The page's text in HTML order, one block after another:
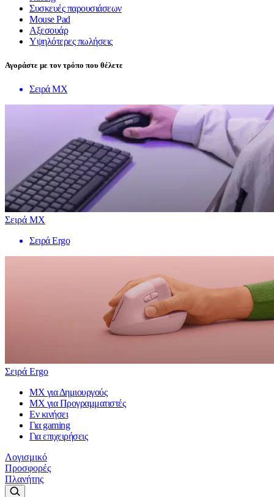
Συσκευές παρουσιάσεων
Mouse Pad
Αξεσουάρ
Υψηλότερες πωλήσεις
Αγοράστε με τον τρόπο που θέλετε
Σειρά MX
Σειρά MX
Σειρά Ergo
Σειρά Ergo
MX για Δημιουργούς
MX για Προγραμματιστές
Εν κινήσει
Για gaming
Για επιχειρήσεις
Λογισμικό
Προσφορές
Πλανήτης